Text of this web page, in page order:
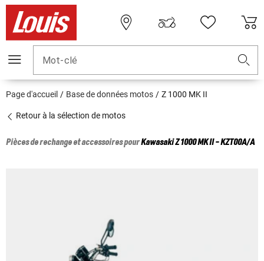
Mot-clé
Page d'accueil Base de données motos Z 1000 MK II
Retour à la sélection de motos
Pièces de rechange et accessoires pourKawasakiZ 1000 MK II - KZT00A/A